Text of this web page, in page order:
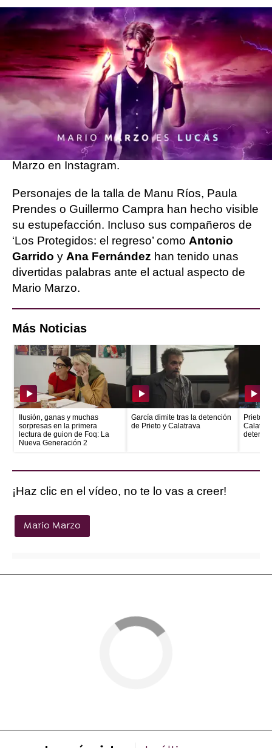
Todos los seguidores de la serie recordamos el
aspecto tierno y tímido del Lucas adolescente,
pero los años han dejado atrás la etapa de la
pubertad del joven actor y queda reflejado en
su increíble cambio físico.
Las redes sociales de Mario Marzo han ardido
con las imágenes de su nuevo look. Pelo corto,
barba y luciendo tipo, así se ha mostrado Mario
Marzo en Instagram.
Personajes de la talla de Manu Ríos, Paula
Prendes o Guillermo Campra han hecho visible
su estupefacción. Incluso sus compañeros de
‘Los Protegidos: el regreso’ como Antonio
Garrido y Ana Fernández han tenido unas
divertidas palabras ante el actual aspecto de
Mario Marzo.
Más Noticias
Ilusión, ganas y muchas
sorpresas en la primera
lectura de guion de Foq: La
Nueva Generación 2
García dimite tras la detención
de Prieto y Calatrava
Prieto
¡Haz clic en el vídeo, no te lo vas a creer!
Mario Marzo